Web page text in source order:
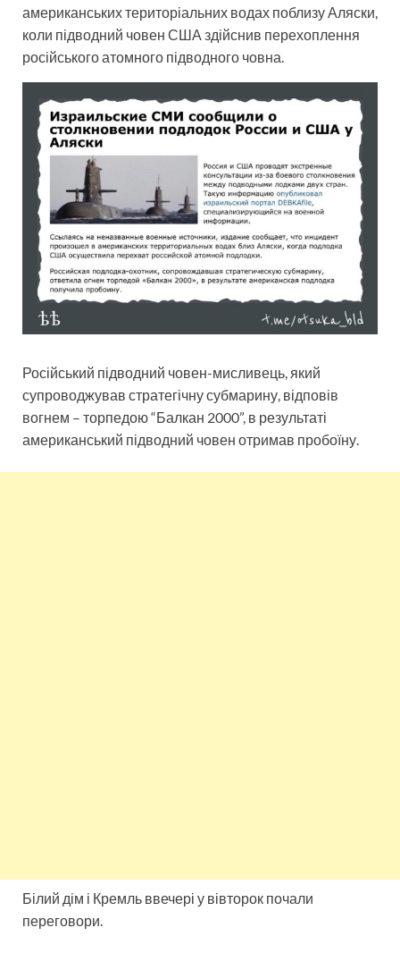
американських територіальних водах поблизу Аляски,
коли підводний човен США здійснив перехоплення
російського атомного підводного човна.
Російський підводний човен-мисливець, який
супроводжував стратегічну субмарину, відповів
вогнем – торпедою “Балкан 2000”, в результаті
американський підводний човен отримав пробоїну.
Білий дім і Кремль ввечері у вівторок почали
переговори.